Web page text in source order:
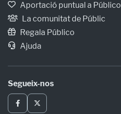
Aportació puntual a Público
La comunitat de Públic
Regala Público
Ajuda
Segueix-nos